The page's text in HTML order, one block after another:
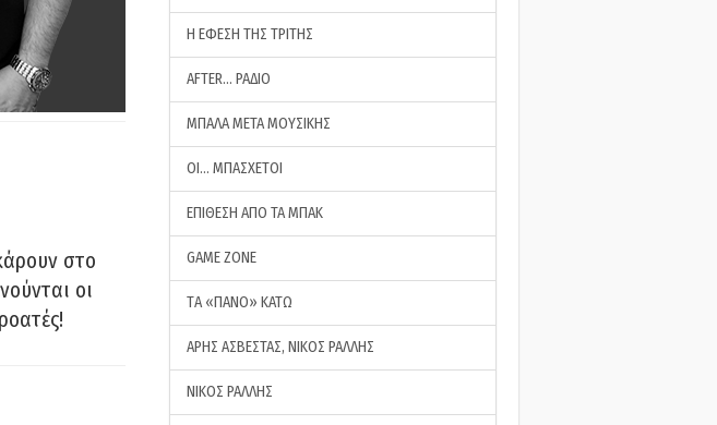
στο
οι
Η ΕΦΕΣΗ ΤΗΣ ΤΡΙΤΗΣ
AFTER… ΡΑΔΙΟ
ΜΠΑΛΑ ΜΕΤΑ ΜΟΥΣΙΚΗΣ
ΟΙ… ΜΠΑΣΧΕΤΟΙ
ΕΠΙΘΕΣΗ ΑΠΟ ΤΑ ΜΠΑΚ
GAME ZONE
ΤA «ΠΑΝΟ» ΚΑΤΩ
ΑΡΗΣ ΑΣΒΕΣΤΑΣ, ΝΙΚΟΣ ΡΑΛΛΗΣ
ΝΙΚΟΣ ΡΑΛΛΗΣ